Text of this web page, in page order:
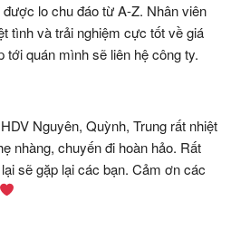
lo chu đáo từ A-Z. Nhân viên
tình và trải nghiệm cực tốt về giá
tới quán mình sẽ liên hệ công ty.
HDV Nguyên, Quỳnh, Trung rất nhiệt
nhàng, chuyến đi hoàn hảo. Rất
sẽ gặp lại các bạn. Cảm ơn các